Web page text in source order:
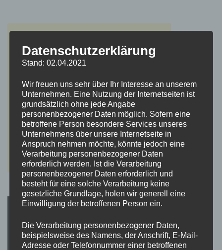
Datenschutzerklärung
Stand: 02.04.2021
Wir freuen uns sehr über Ihr Interesse an unserem
Unternehmen. Eine Nutzung der Internetseiten ist
grundsätzlich ohne jede Angabe
personenbezogener Daten möglich. Sofern eine
betroffene Person besondere Services unseres
Unternehmens über unsere Internetseite in
Anspruch nehmen möchte, könnte jedoch eine
Verarbeitung personenbezogener Daten
erforderlich werden. Ist die Verarbeitung
personenbezogener Daten erforderlich und
besteht für eine solche Verarbeitung keine
gesetzliche Grundlage, holen wir generell eine
Einwilligung der betroffenen Person ein.
Die Verarbeitung personenbezogener Daten,
beispielsweise des Namens, der Anschrift, E-Mail-
Adresse oder Telefonnummer einer betroffenen